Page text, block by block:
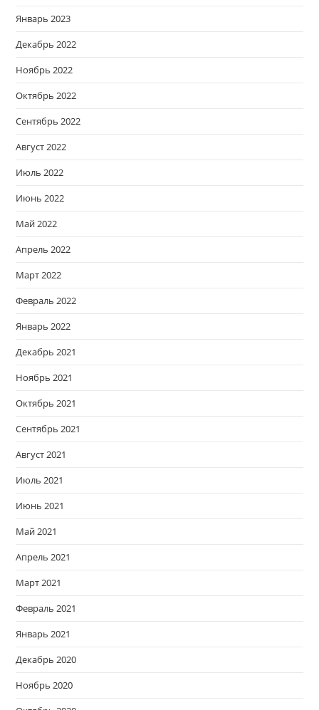
Январь 2023
Декабрь 2022
Ноябрь 2022
Октябрь 2022
Сентябрь 2022
Август 2022
Июль 2022
Июнь 2022
Май 2022
Апрель 2022
Март 2022
Февраль 2022
Январь 2022
Декабрь 2021
Ноябрь 2021
Октябрь 2021
Сентябрь 2021
Август 2021
Июль 2021
Июнь 2021
Май 2021
Апрель 2021
Март 2021
Февраль 2021
Январь 2021
Декабрь 2020
Ноябрь 2020